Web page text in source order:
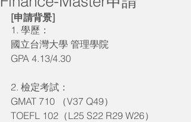
[申請背景]
1. 學歷：
國立台灣大學 管理學院
GPA 4.13/4.30
2. 檢定考試：
GMAT 710 （V37 Q49）
TOEFL 102（L25 S22 R29 W26）